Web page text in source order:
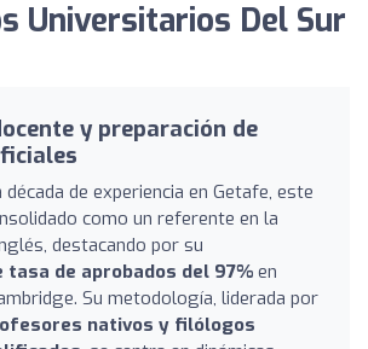
Universitarios Del Sur
y preparación de
década de experiencia en Getafe, este
como un referente en la
destacando por su
de aprobados del 97% en
Su metodología, liderada por
nativos y filólogos